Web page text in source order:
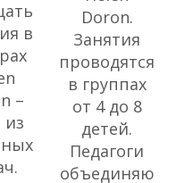
в
–
из
Doron.
Занятия
проводятся
в группах
от 4 до 8
детей.
Педагоги
объединяю